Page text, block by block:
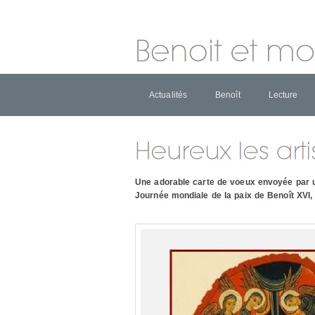
Actualités Benoît Lecture
Une adorable carte de voeux envoyée
Journée mondiale de la paix de Benoît